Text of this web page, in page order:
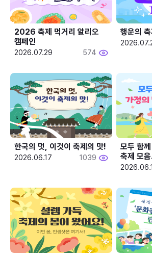
2026 축제 먹거리 알리오
캠페인
2026.07.29 574
행운의 축
한국의 멋, 이것이 축제의 맛!
2026.06.17 1039
모두 함
축제 모